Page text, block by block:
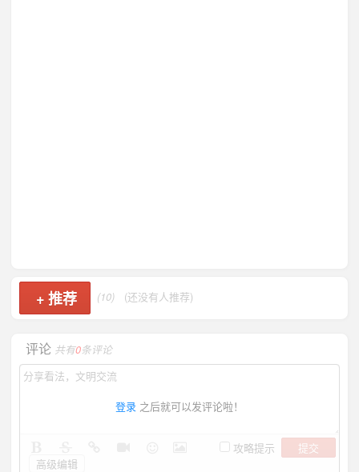
+推荐 (10) (还没有人推荐)
评论 共有0条评论
登录 之后就可以发评论啦！
攻略提示
提交
高级编辑